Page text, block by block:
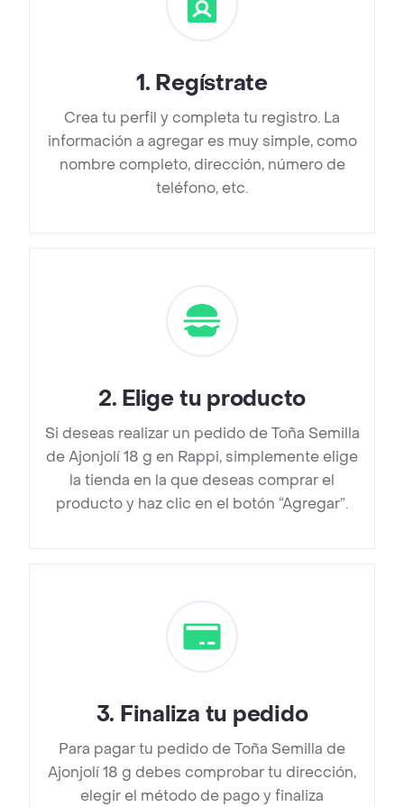
1. Regístrate
Crea tu perfil y completa tu registro. La
información a agregar es muy simple, como
nombre completo, dirección, número de
teléfono, etc.
2. Elige tu producto
Si deseas realizar un pedido de Toña Semilla
de Ajonjolí 18 g en Rappi, simplemente elige
la tienda en la que deseas comprar el
producto y haz clic en el botón “Agregar”.
3. Finaliza tu pedido
Para pagar tu pedido de Toña Semilla de
Ajonjolí 18 g debes comprobar tu dirección,
elegir el método de pago y finaliza